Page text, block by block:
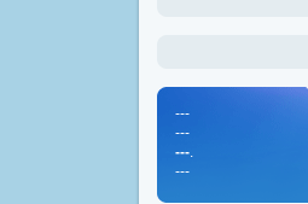
---
---
---.
---